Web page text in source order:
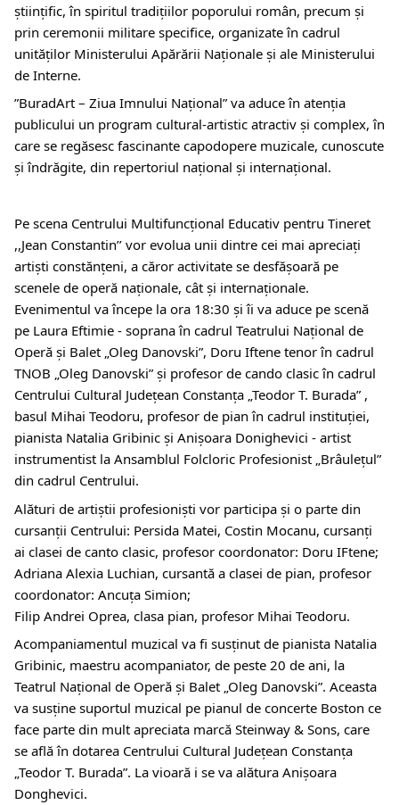
ştiinţific, în spiritul tradiţiilor poporului român, precum şi
prin ceremonii militare specifice, organizate în cadrul
unităţilor Ministerului Apărării Naţionale şi ale Ministerului
de Interne.
”BuradArt – Ziua Imnului Naţional” va aduce în atenția
publicului un program cultural-artistic atractiv și complex, în
care se regăsesc fascinante capodopere muzicale, cunoscute
și îndrăgite, din repertoriul național și internațional.
Pe scena Centrului Multifuncțional Educativ pentru Tineret
,,Jean Constantin’’ vor evolua unii dintre cei mai apreciați
artişti constănţeni, a căror activitate se desfăşoară pe
scenele de operă naţionale, cât şi internaţionale.
Evenimentul va începe la ora 18:30 și îi va aduce pe scenă
pe Laura Eftimie - soprana în cadrul Teatrului Național de
Operă și Balet „Oleg Danovski”, Doru Iftene tenor în cadrul
TNOB „Oleg Danovski” și profesor de cando clasic în cadrul
Centrului Cultural Județean Constanța „Teodor T. Burada” ,
basul Mihai Teodoru, profesor de pian în cadrul instituției,
pianista Natalia Gribinic și Anișoara Donighevici - artist
instrumentist la Ansamblul Folcloric Profesionist „Brâulețul”
din cadrul Centrului.
Alături de artiştii profesionişti vor participa și o parte din
cursanții Centrului: Persida Matei, Costin Mocanu, cursanți
ai clasei de canto clasic, profesor coordonator: Doru IFtene;
Adriana Alexia Luchian, cursantă a clasei de pian, profesor
coordonator: Ancuța Simion;
Filip Andrei Oprea, clasa pian, profesor Mihai Teodoru.
Acompaniamentul muzical va fi susţinut de pianista Natalia
Gribinic, maestru acompaniator, de peste 20 de ani, la
Teatrul Național de Operă și Balet „Oleg Danovski”. Aceasta
va susţine suportul muzical pe pianul de concerte Boston ce
face parte din mult apreciata marcă Steinway & Sons, care
se află în dotarea Centrului Cultural Judeţean Constanţa
„Teodor T. Burada”. La vioară i se va alătura Anișoara
Donghevici.